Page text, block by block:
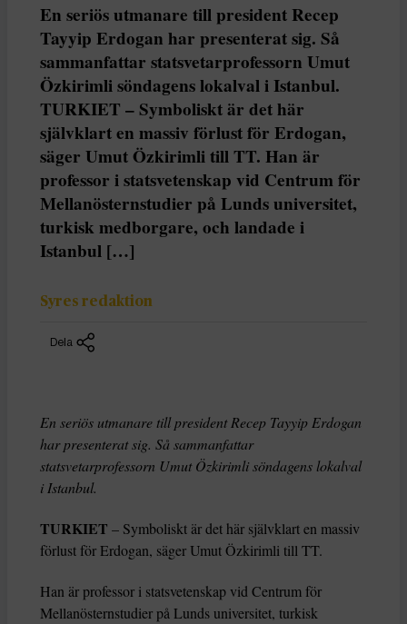
En seriös utmanare till president Recep
Tayyip Erdogan har presenterat sig. Så
sammanfattar statsvetarprofessorn Umut
Özkirimli söndagens lokalval i Istanbul.
TURKIET – Symboliskt är det här
självklart en massiv förlust för Erdogan,
säger Umut Özkirimli till TT. Han är
professor i statsvetenskap vid Centrum för
Mellanösternstudier på Lunds universitet,
turkisk medborgare, och landade i
Istanbul […]
Syres redaktion
Dela
En seriös utmanare till president Recep Tayyip Erdogan
har presenterat sig. Så sammanfattar
statsvetarprofessorn Umut Özkirimli söndagens lokalval
i Istanbul.
TURKIET – Symboliskt är det här självklart en massiv
förlust för Erdogan, säger Umut Özkirimli till TT.
Han är professor i statsvetenskap vid Centrum för
Mellanösternstudier på Lunds universitet, turkisk